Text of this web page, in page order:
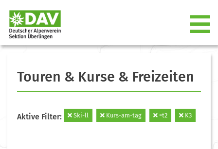
Touren & Kurse & Freizeiten
Aktive Filter: Ski-ll Kurs-am-tag =t2 K3